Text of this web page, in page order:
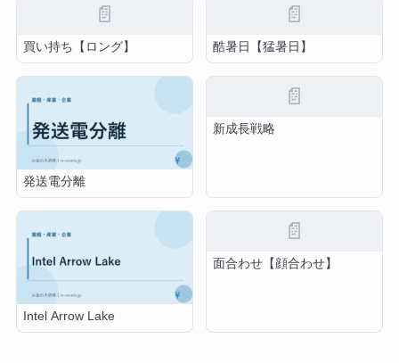
📄
買い持ち【ロング】
📄
酷暑日【猛暑日】
発送電分離
📄
新成長戦略
Intel Arrow Lake
📄
面合わせ【顔合わせ】